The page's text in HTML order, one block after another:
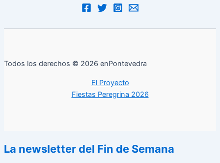
Todos los derechos © 2026 enPontevedra
El Proyecto
Fiestas Peregrina 2026
La newsletter del Fin de Semana